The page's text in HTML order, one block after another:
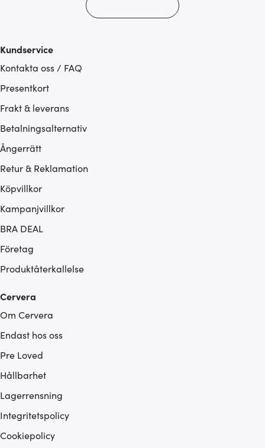
Kundservice
Kontakta oss / FAQ
Presentkort
Frakt & leverans
Betalningsalternativ
Ångerrätt
Retur & Reklamation
Köpvillkor
Kampanjvillkor
BRA DEAL
Företag
Produktåterkallelse
Cervera
Om Cervera
Endast hos oss
Pre Loved
Hållbarhet
Lagerrensning
Integritetspolicy
Cookiepolicy